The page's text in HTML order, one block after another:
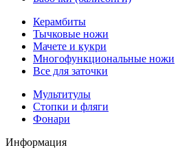
Керамбиты
Тычковые ножи
Мачете и кукри
Многофункциональные ножи
Все для заточки
Мультитулы
Стопки и фляги
Фонари
Информация